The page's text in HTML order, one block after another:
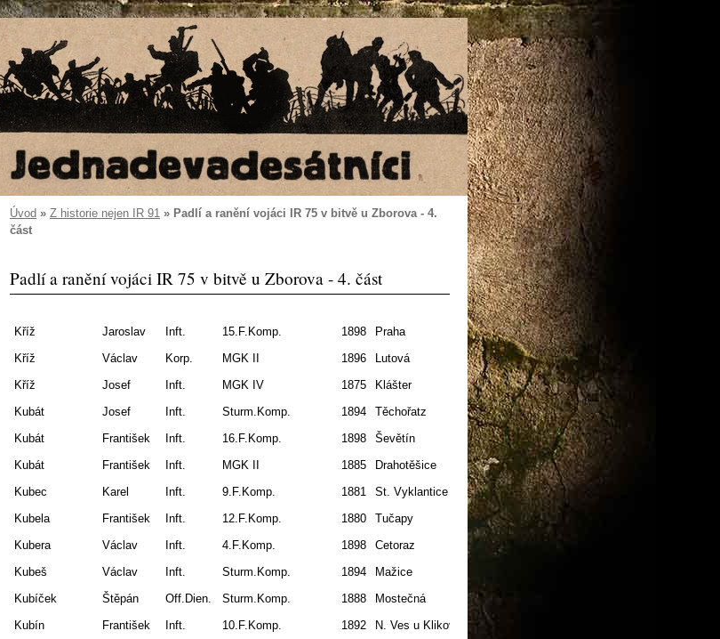
Úvod » Z historie nejen IR 91 » Padlí a ranění vojáci IR 75 v bitvě u Zborova - 4.
část
Padlí a ranění vojáci IR 75 v bitvě u Zborova - 4. část
Kříž Jaroslav Inft. 15.F.Komp. 1898 Praha
2.7.
Kříž
Václav Korp. MGK II 1896 Lutová
1.7.
Kříž
Josef Inft. MGK IV 1875 Klášter
1.7.
Kubát
Josef Inft. Sturm.Komp. 1894 Těchořatz
2.7.
Kubát
František Inft. 16.F.Komp. 1898 Ševětín
1.7.
Kubát
František Inft. MGK II 1885 Drahotěšice
1.7.
Kubec
Karel Inft. 9.F.Komp. 1881 St. Vyklantice
1.7.
Kubela
František Inft. 12.F.Komp. 1880 Tučapy
1.7.
Kubera
Václav Inft. 4.F.Komp. 1898 Cetoraz
1.7.
Kubeš
Václav Inft. Sturm.Komp. 1894 Mažice
Kubíček
Štěpán Off.Dien. Sturm.Komp. 1888 Mostečná
2.7.
Kubín
František Inft. 10.F.Komp. 1892 N. Ves u Klikova
2.7.